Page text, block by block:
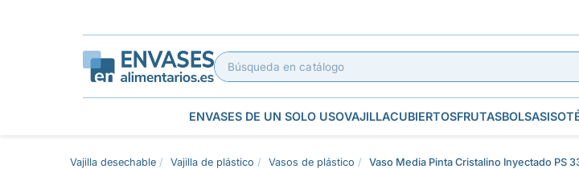
ENVASES DE UN SOLO USOVAJILLACUBIERTOSFRUTASBOLSAS
Vajilla desechable Vajilla de plástico Vasos de plástico Vaso Media Pinta Cristalino Inyectado PS